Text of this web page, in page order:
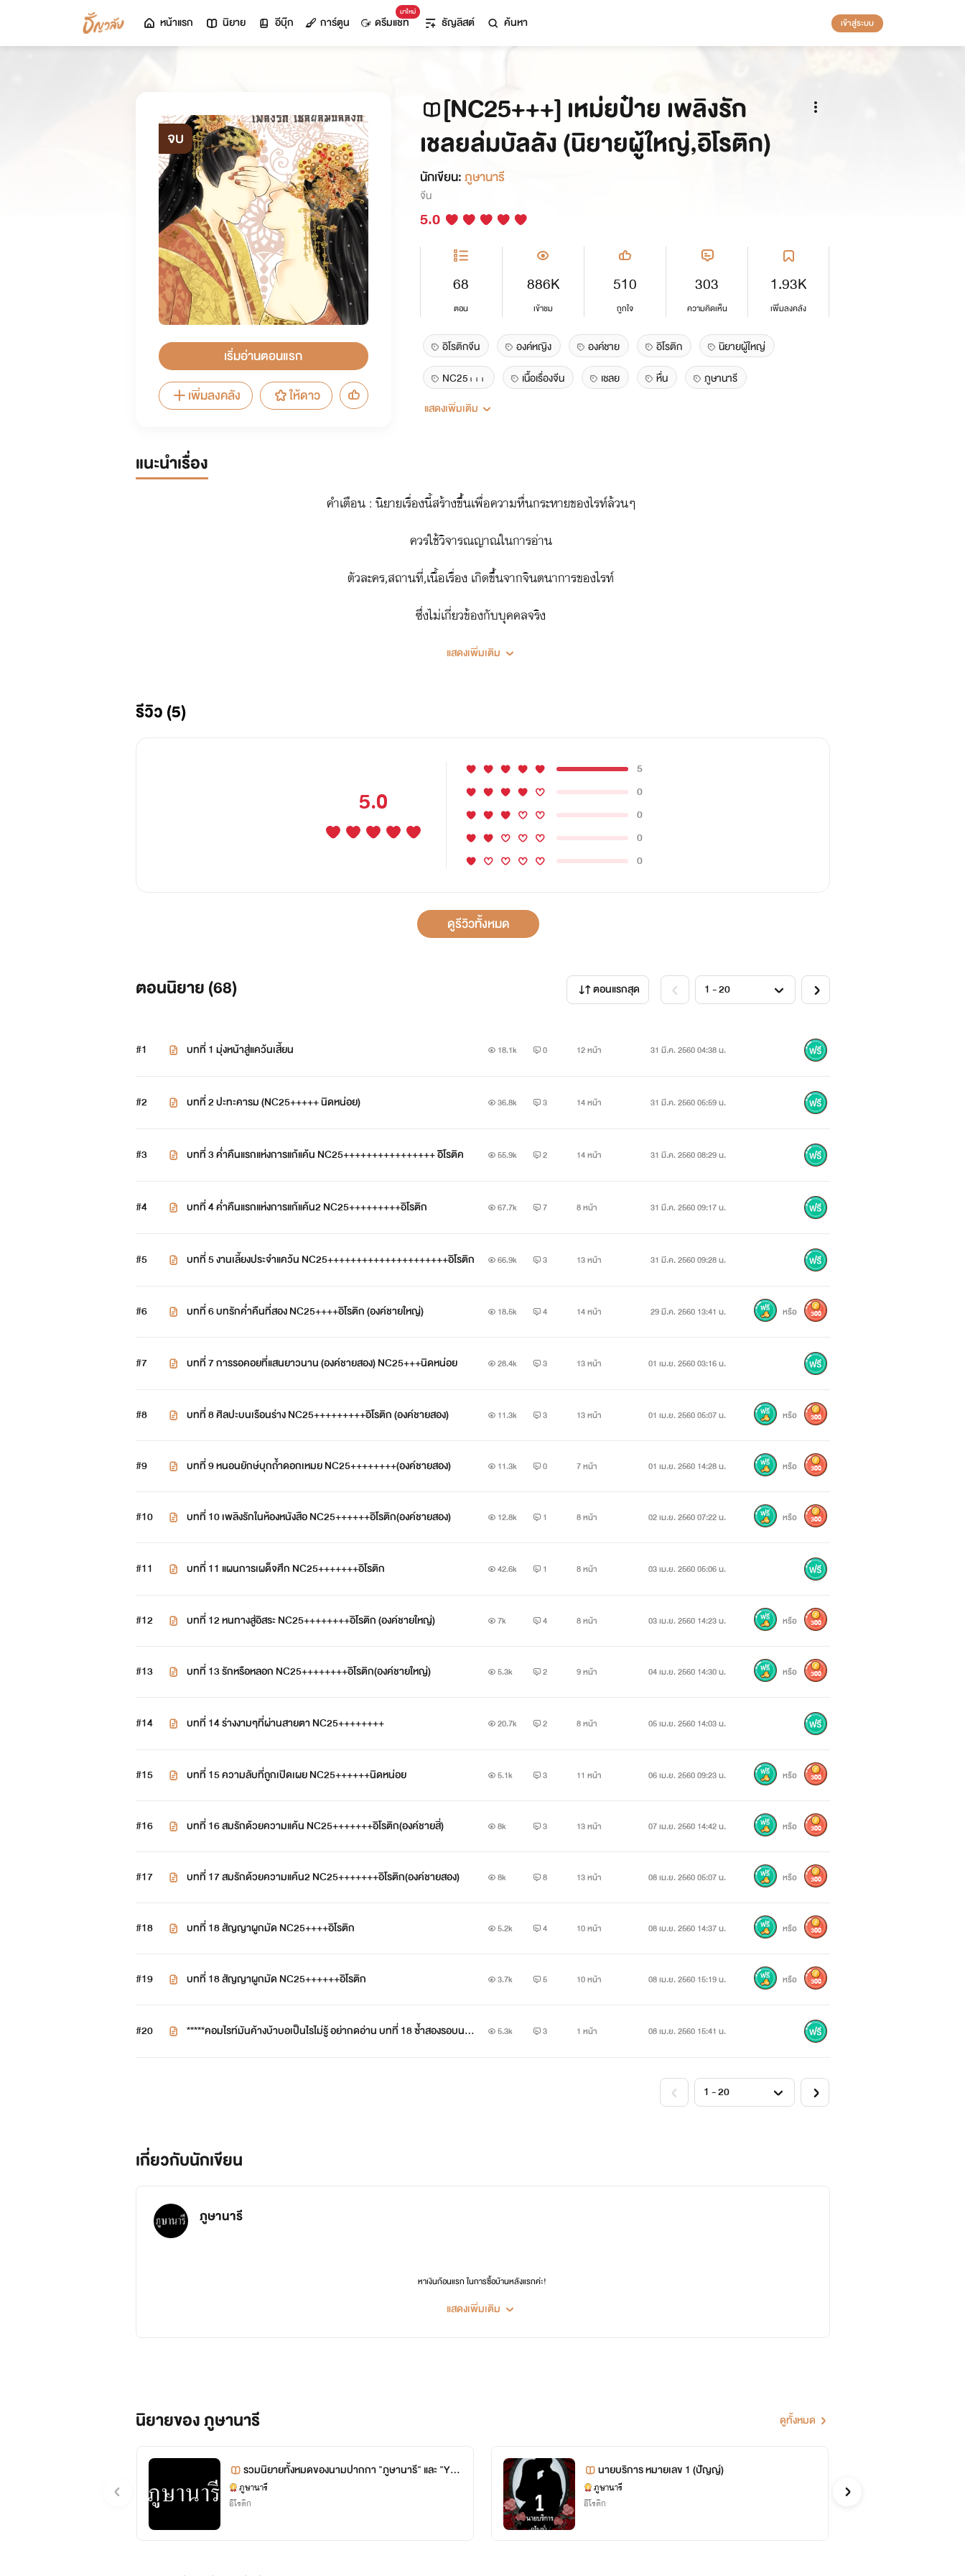
หน้าแรก นิยาย อีบุ๊ก การ์ตูน
มาใหม่
ดรีมแชท ธัญลิสต์ ค้นหา เข้าสู่ระบบ
จบ
เริ่มอ่านตอนแรก
เพิ่มลงคลัง
ให้ดาว
[NC25+++] เหม่ยป๋าย เพลิงรัก
เชลยล่มบัลลัง (นิยายผู้ใหญ่,อิโรติก)
นักเขียน:ภูษานารี
จีน
5.0
68
ตอน
886K
เข้าชม
510
ถูกใจ
303
ความคิดเห็น
1.93K
เพิ่มลงคลัง
อิโรติกจีน องค์หญิง องค์ชาย อิโรติก
นิยายผู้ใหญ่
NC25+++
เนื้อเรื่องจีน เชลย หื่น
ภูษานารี
นิยายจีนโบราณ
แสดงเพิ่มเติม
แนะนำเรื่อง
คำเตือน : นิยายเรื่องนี้สร้างขึ้นเพื่อความหื่นกระหายของไรท์ล้วนๆ
ควรใช้วิจารณญาณในการอ่าน
ตัวละคร,สถานที่,เนื้อเรื่อง เกิดขึ้นจากจินตนาการของไรท์
ซึ่งไม่เกี่ยวข้องกับบุคคลจริง
หากผู้ใดต้องการความหื่นกระหายเหมือนไรท์
เนื่องจากนิยายเรื่องนี้มาจากความกระหายของไรท์เอง
ไรท์จึงจัดองค์ชายให้เจ้าหญิงเหม่ยป๋ายถึง 5 องค์
(อันที่จริงไรท์จะแต่ง 7 แต่เยอะเกินเลยตัดออก)
ถ้าชอบกดอ่าน ติดใจกดแชร์ อยากให้กำลังใจก็เม้นกันเยอะๆนะคะ
(ปกใหม่ล่าสุดมาพร้อมฉบับ E-Bookค่ะ)
ก็ยังทำปากเก่ง
ที่นี่เมืองของข้า ข้าจะไปไหน จะเข้าไปที่ใดก็เรื่องของข้า
อ๊าย
นี่ท่านจะฆ่าข้าไม่ได้นะ ข้าเป็นเชลย ถ้าท่านฆ่าข้า ทั้งสองเมืองต้องลุกเป็นไฟแน่
…
อ๊าย
ไม่นะองค์ชาย ไม่นะ ไม่ๆๆๆๆๆๆ
แสดงเพิ่มเติม
รีวิว (5)
5.0
5
0
0
0
0
ดูรีวิวทั้งหมด
ตอนนิยาย (68) ตอนแรกสุด
#1 บทที่ 1 มุ่งหน้าสู่แคว้นเสี้ยน 18.1k 0 12 หน้า 31 มี.ค. 2560 04:38 น.
#2 บทที่ 2 ปะทะคารม (NC25+++++ นิดหน่อย) 36.8k 3 14 หน้า 31 มี.ค. 2560 05:59 น.
#3 บทที่ 3 ค่ำคืนแรกแห่งการแก้แค้น NC25++++++++++++++++ อิิโรติค 55.9k 2 14 หน้า 31 มี.ค. 2560 08:29 น.
#4 บทที่ 4 ค่ำคืนแรกแห่งการแก้แค้น2 NC25+++++++++อิโรติก 67.7k 7 8 หน้า 31 มี.ค. 2560 09:17 น.
#5 บทที่ 5 งานเลี้ยงประจำแคว้น NC25+++++++++++++++++++++อิโรติก 66.9k 3 13 หน้า 31 มี.ค. 2560 09:28 น.
#6 บทที่ 6 บทรักค่ำคืนที่สอง NC25++++อิโรติก (องค์ชายใหญ่) 18.5k 4 14 หน้า 29 มี.ค. 2560 13:41 น. หรือ 300
#7 บทที่ 7 การรอคอยที่แสนยาวนาน (องค์ชายสอง) NC25+++นิดหน่อย 28.4k 3 13 หน้า 01 เม.ย. 2560 03:16 น.
#8 บทที่ 8 ศิลปะบนเรือนร่าง NC25+++++++++อิโรติก (องค์ชายสอง) 11.3k 3 13 หน้า 01 เม.ย. 2560 05:07 น. หรือ 300
#9 บทที่ 9 หนอนยักษ์บุกถ้ำดอกเหมย NC25++++++++(องค์ชายสอง) 11.3k 0 7 หน้า 01 เม.ย. 2560 14:28 น. หรือ 300
#10 บทที่ 10 เพลิงรักในห้องหนังสือ NC25++++++อิโรติก(องค์ชายสอง) 12.8k 1 8 หน้า 02 เม.ย. 2560 07:22 น. หรือ 300
#11 บทที่ 11 แผนการเผด็จศึก NC25+++++++อิโรติก 42.6k 1 8 หน้า 03 เม.ย. 2560 05:06 น.
#12 บทที่ 12 หนทางสู่อิสระ NC25++++++++อิโรติก (องค์ชายใหญ่) 7k 4 8 หน้า 03 เม.ย. 2560 14:23 น. หรือ 300
#13 บทที่ 13 รักหรือหลอก NC25++++++++อิโรติก(องค์ชายใหญ่) 5.3k 2 9 หน้า 04 เม.ย. 2560 14:30 น. หรือ 300
#14 ​บทที่ 14 ร่างงามๆที่ผ่านสายตา NC25++++++++ 20.7k 2 8 หน้า 05 เม.ย. 2560 14:03 น.
#15 ​บทที่ 15 ความลับที่ถูกเปิดเผย NC25++++++นิดหน่อย 5.1k 3 11 หน้า 06 เม.ย. 2560 09:23 น. หรือ 300
#16 ​บทที่ 16 สมรักด้วยความแค้น NC25+++++++อิโรติก(องค์ชายสี่) 8k 3 13 หน้า 07 เม.ย. 2560 14:42 น. หรือ 300
#17 ​บทที่ 17 สมรักด้วยความแค้น2 NC25+++++++อิโรติก(องค์ชายสอง) 8k 8 13 หน้า 08 เม.ย. 2560 05:07 น. หรือ 300
#18 บทที่ 18 สัญญาผูกมัด NC25++++อิโรติก 5.2k 4 10 หน้า 08 เม.ย. 2560 14:37 น. หรือ 300
#19 บทที่ 18 สัญญาผูกมัด NC25++++++อิโรติก 3.7k 5 10 หน้า 08 เม.ย. 2560 15:19 น. หรือ 300
#20
*****คอมไรท์มันค้างบ้าบอเป็นไรไม่รู้ อย่ากดอ่าน บทที่ 18 ซ้ำสองรอบน
5.3k 3 1 หน้า 08 เม.ย. 2560 15:41 น.
เกี่ยวกับนักเขียน
ภูษานารี
หาเงินก้อนแรก ในการซื้อบ้านหลังแรกค่ะ!
ฝากทุกคนเป็นกำลังใจให้ไรท์ด้วยนะคะ ฮึบๆ # ขอให้สนุกกับนิยายค่ะ
นักเขียนโนเนม เขียนนิยายสายหื่นสุดๆตามประสา มีความมโนสูง ถ้ารักก็กดอ่านกันเยอะๆนะ มว๊วฟๆ
แสดงเพิ่มเติม
นิยายของ ภูษานารี ดูทั้งหมด
รวมนิยายทั้งหมดของนามปากกา "ภูษานารี" และ "Yse
eysee"
ภูษานารี
อีโรติก
นายบริการ หมายเลข 1 (ปัญญ์)
ภูษานารี
อีโรติก